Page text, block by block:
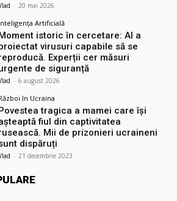
- 20 mai 2026
Artificială
istoric în cercetare: AI a
virusuri capabile să se
Experții cer măsuri
de siguranță
- 6 august 2026
în Ucraina
tragica a mamei care își
fiul din captivitatea
Mii de prizonieri ucraineni
dispăruți
- 21 decembrie 2023